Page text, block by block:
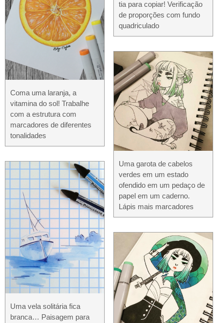
Coma uma laranja, a
vitamina do sol! Trabalhe
com a estrutura com
marcadores de diferentes
tonalidades
Uma vela solitária fica
branca… Paisagem para
tia para copiar! Verificação
de proporções com fundo
quadriculado
Uma garota de cabelos
verdes em um estado
ofendido em um pedaço de
papel em um caderno.
Lápis mais marcadores